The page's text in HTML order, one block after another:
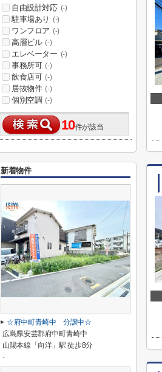
自由設計対応 (-)
駐車場あり (-)
ワンフロア (-)
高層ビル (-)
エレベーター (-)
事務所可 (-)
飲食店可 (-)
居抜物件 (-)
個別空調 (-)
10件が該当
新着物件
☆府中町青崎中 分譲中☆
広島県安芸郡府中町青崎中
山陽本線「向洋」駅 徒歩8分
-